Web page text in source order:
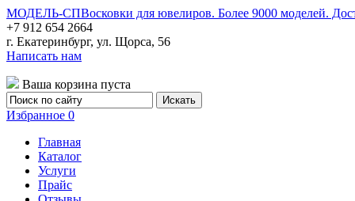
МОДЕЛЬ-СПВосковки для ювелиров. Более 9000 моделей.
+7 912 654 2664
г. Екатеринбург, ул. Щорса, 56
Написать нам
Ваша корзина пуста
Избранное 0
Главная
Каталог
Услуги
Прайс